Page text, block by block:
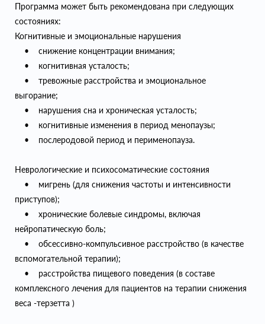
Программа может быть рекомендована при следующих
состояниях:
Когнитивные и эмоциональные нарушения
• снижение концентрации внимания;
• когнитивная усталость;
• тревожные расстройства и эмоциональное
выгорание;
• нарушения сна и хроническая усталость;
• когнитивные изменения в период менопаузы;
• послеродовой период и перименопауза.
Неврологические и психосоматические состояния
• мигрень (для снижения частоты и интенсивности
приступов);
• хронические болевые синдромы, включая
нейропатическую боль;
• обсессивно-компульсивное расстройство (в качестве
вспомогательной терапии);
• расстройства пищевого поведения (в составе
комплексного лечения для пациентов на терапии снижения
веса -терзетта )